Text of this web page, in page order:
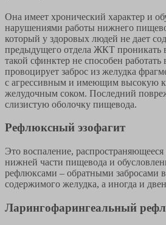
Она имеет хронический характер и
нарушениями работы нижнего
который у здоровых людей не дает
предыдущего отдела ЖКТ
такой сфинктер не способен
провоцирует заброс из желудка
с агрессивным и имеющим высокую
желудочным соком. Последний
слизистую оболочку пищевода.
Рефлюксный эзофагит
Это воспаление,
нижней части пищевода и
рефлюксами – обратными забросами
содержимого желудка, а иногда и
Ларингофарингеальный